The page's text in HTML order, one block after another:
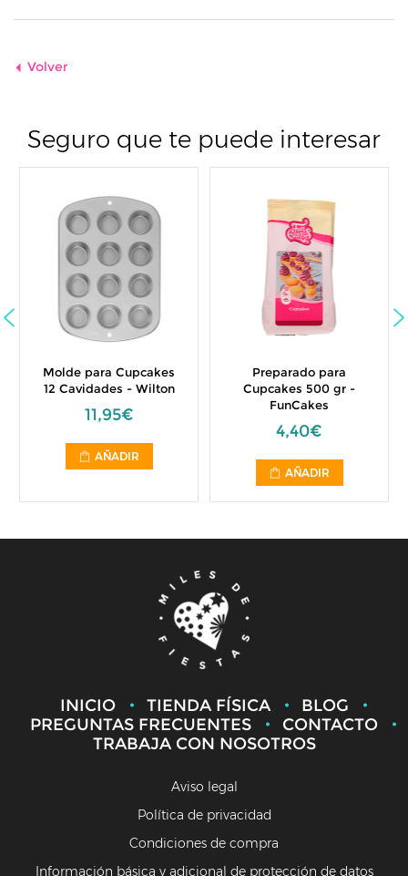
Volver
Seguro que te puede interesar
Molde para Cupcakes
12 Cavidades - Wilton
11,95€
AÑADIR
Preparado para
Cupcakes 500 gr -
FunCakes
4,40€
AÑADIR
INICIO TIENDA FÍSICA
BLOG
PREGUNTAS FRECUENTES
CONTACTO
TRABAJA CON NOSOTROS
Aviso legal
Política de privacidad
Condiciones de compra
Información básica y adicional de protección de datos